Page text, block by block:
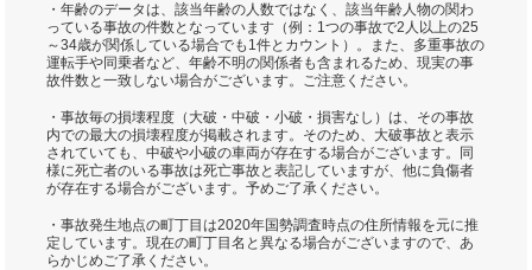
・年齢のデータは、該当年齢の人数ではなく、該当年齢人物の関わ
っている事故の件数となっています（例：1つの事故で2人以上の25
～34歳が関係している場合でも1件とカウント）。また、多重事故の
運転手や同乗者など、年齢不明の関係者も含まれるため、現実の事
故件数と一致しない場合がございます。ご注意ください。
・事故毎の損壊程度（大破・中破・小破・損害なし）は、その事故
内での最大の損壊程度が掲載されます。そのため、大破事故と表示
されていても、中破や小破の車両が存在する場合がございます。同
様に死亡者のいる事故は死亡事故と表記していますが、他に負傷者
が存在する場合がございます。予めご了承ください。
・事故発生地点の町丁目は2020年国勢調査時点の住所情報を元に推
定しています。現在の町丁目名と異なる場合がございますので、あ
らかじめご了承ください。